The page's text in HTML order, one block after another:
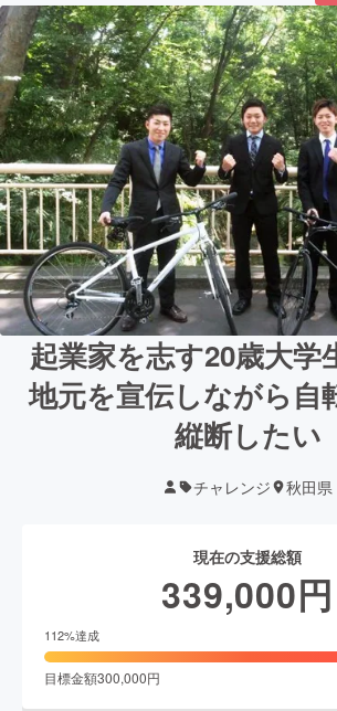
起業家を志す20歳大学
地元を宣伝しながら自
縦断したい
チャレンジ 秋田県
現在の支援総額
339,000円
112%達成
目標金額300,000円